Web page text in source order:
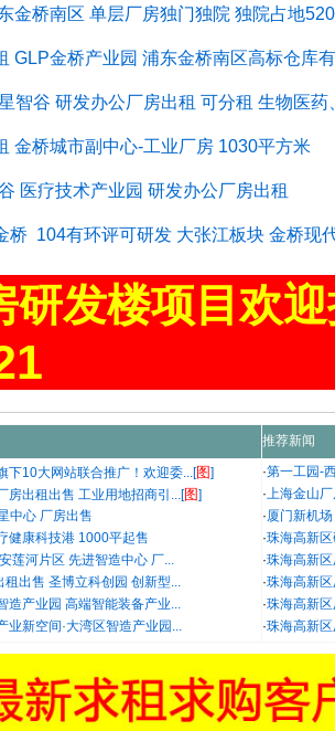
金桥南区 单层厂房独门独院 独院占地
GLP金桥产业园 浦东金桥南区高标仓库
星智谷 研发办公厂房出租 可分租 生物医
金桥城市副中心-工业厂房 1030平方米
医疗技术产业园 研发办公厂房出租
桥 104有环评可研发 大张江板块 金桥现
研发楼项目欢
推荐新闻
下10大网站联合推广！欢迎委...[图]
房出租出售 工业用地招商引...[图]
中心 厂房出售
健康科技港 1000平起售
莲河片区 先进智造中心 厂...
出售 圣博立科创园 创新型...
造产业园 高端智能装备产业...
业新空间·大湾区智造产业园...
·第一工园-
·上海金山
·厦门新机
·珠海高新
·珠海高新
·珠海高新
·珠海高新
·珠海高新